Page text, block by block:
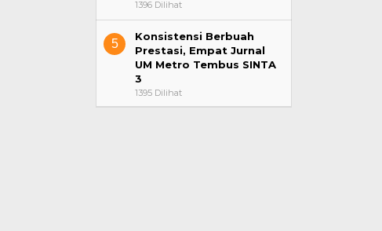
1396 Dilihat
5
Konsistensi Berbuah
Prestasi, Empat Jurnal
UM Metro Tembus SINTA
3
1395 Dilihat